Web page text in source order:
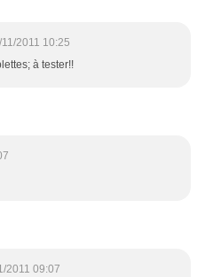
11/2011 10:25
à tester!!
2011 09:07